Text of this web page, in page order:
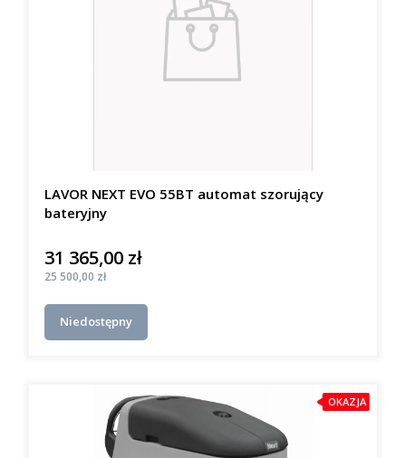
LAVOR NEXT EVO 55BT automat szorujący
bateryjny
Cena
31 365,00 zł
Cena
25 500,00 zł
Niedostępny
OKAZJA